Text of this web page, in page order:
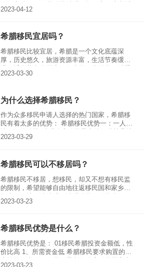
下两点： ①选择开发商100%持有的项目，并
并提供付款凭证。
2023-04-12
希腊移民宜居吗？
希腊移民比较宜居，希腊是一个文化底蕴深
厚，历史悠久，旅游资源丰富，生活节奏缓
到熟悉的华人面孔。辛苦半生积攒了一些财富
店，经营小本生意。总之，他们都过着自己理
想的生活，相当惬意。
2023-03-30
为什么选择希腊移民？
作为众多移民申请人选择的热门国家，希腊移
民有着太多的优势： 希腊移民优势一：一人申
是一人申请，三代都可获得希腊永居卡。
2023-03-29
希腊移民可以不移居吗？
希腊移民不移居，想移民，却又不想有移民监
的限制，希望能够自由地往返移民国和家乡。
年365天都不去希腊都没关系。移民局只要求在
即可。
2023-03-23
希腊移民优势是什么？
希腊移民优势是： 01移民希腊投资金额低，性
价比高 1、所需资金低 希腊移民要求购置的房
2023-03-23